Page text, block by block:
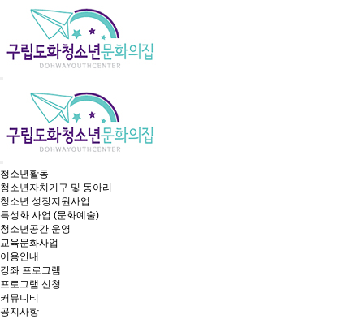
청소년활동
청소년자치기구 및 동아리
청소년 성장지원사업
특성화 사업 (문화예술)
청소년공간 운영
교육문화사업
이용안내
강좌 프로그램
프로그램 신청
커뮤니티
공지사항